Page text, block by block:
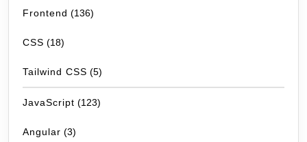
Frontend (136)
CSS (18)
Tailwind CSS (5)
JavaScript (123)
Angular (3)